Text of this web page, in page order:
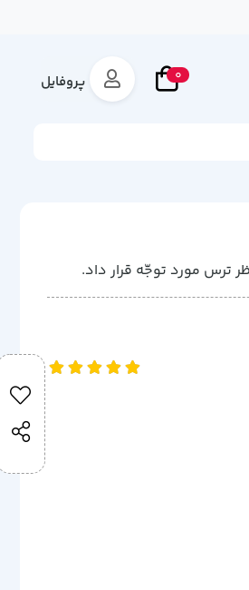
0 پروفایل
ترس مورد توجّه قرار داد.